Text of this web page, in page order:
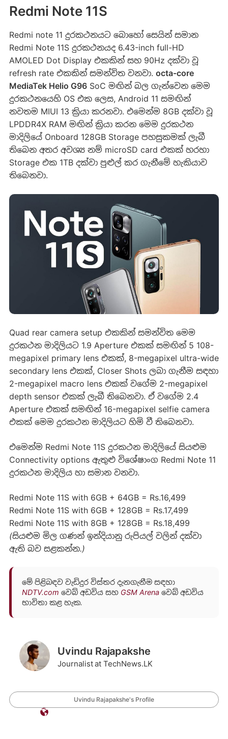
Redmi Note 11S
Redmi note 11 දුරකථනයට බොහෝ සෙයින් සමාන
Redmi Note 11S දුරකථනයද 6.43-inch full-HD
AMOLED Dot Display එකකින් සහ 90Hz දක්වා වූ
refresh rate එකකින් සමන්විත වනවා. octa-core
MediaTek Helio G96SoC මඟින් බල ගැන්වෙන මෙම
දුරකථනයෙහි OS එක ලෙස, Android 11 සමඟින්
නවතම MIUI 13 ක්‍රියා කරනවා. එමෙන්ම 8GB දක්වා වූ
LPDDR4X RAM මඟින් ක්‍රියා කරන මෙම දුරකථන
මාදිලියේ Onboard 128GB Storage පහසුකමක් ලැබී
තිබෙන අතර අවශ්‍ය නම් microSD card එකක් හරහා
Storage එක 1TB දක්වා පුළුල් කර ගැනීමේ හැකියාව
තිබෙනවා.
Quad rear camera setup එකකින් සමන්විත මෙම
දුරකථන මාදිලියට 1.9 Aperture එකක් සමඟින් 5 108-
megapixel primary lens එකක්, 8-megapixel ultra-wide
secondary lens එකක්, Closer Shots ලබා ගැනීම සඳහා
2-megapixel macro lens එකක් වගේම 2-megapixel
depth sensor එකක් ලැබී තිබෙනවා. ඒ වගේම 2.4
Aperture එකක් සමඟින් 16-megapixel selfie camera
එකක් මෙම දුරකථන මාදිලියට හිමි වී තිබෙනවා.
එමෙන්ම Redmi Note 11S දුරකථන මාදිලියේ සියළුම
Connectivity options ඇතුළු විශේෂාංග Redmi Note 11
දුරකථන මාදිලිය හා සමාන වනවා.
Redmi Note 11S with 6GB + 64GB = Rs.16,499
Redmi Note 11S with 6GB + 128GB = Rs.17,499
Redmi Note 11S with 8GB + 128GB = Rs.18,499
(සියළුම මිල ගණන් ඉන්දියානු රුපියල් වලින් දක්වා
ඇති බව සළකන්න.)
මේ පිළිබඳව වැඩිදුර විස්තර දැනගැනීම සඳහා
NDTV.com වෙබ් අඩවිය සහ GSM Arenaවෙබ් අඩවිය
භාවිතා කළ හැක.
Uvindu Rajapakshe
Journalist at TechNews.LK
Uvindu Rajapakshe's Profile